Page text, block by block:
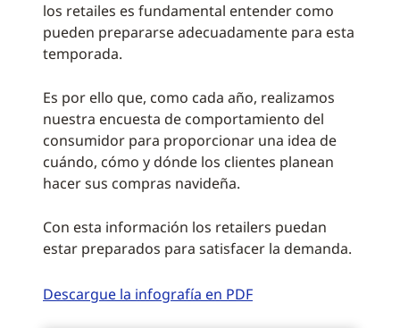
los retailes es fundamental entender como
pueden prepararse adecuadamente para esta
temporada.
Es por ello que, como cada año, realizamos
nuestra encuesta de comportamiento del
consumidor para proporcionar una idea de
cuándo, cómo y dónde los clientes planean
hacer sus compras navideña.
Con esta información los retailers puedan
estar preparados para satisfacer la demanda.
Descargue la infografía en PDF